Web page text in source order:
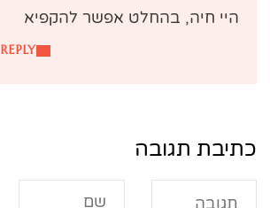
REPLY
היי חיה, בהחלט אפשר להקפיא
כתיבת תגובה